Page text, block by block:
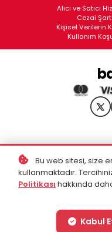
Alıcı ve Satıcı
Cezai
Kişisel Verilerin
Kullanım
Bu web sitesi, size
kullanmaktadır.
Politikası hakkında
Kabul